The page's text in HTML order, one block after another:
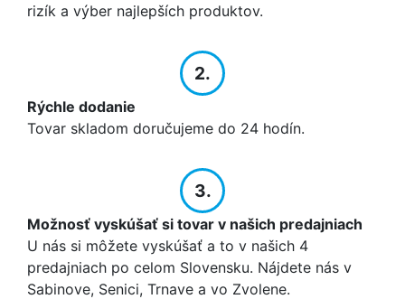
rizík a výber najlepších produktov.
2.
Rýchle dodanie
Tovar skladom doručujeme do 24 hodín.
3.
Možnosť vyskúšať si tovar v našich predajniach
U nás si môžete vyskúšať a to v našich 4
predajniach po celom Slovensku. Nájdete nás v
Sabinove, Senici, Trnave a vo Zvolene.